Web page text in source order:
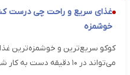
خوشمزه
کوکو سریع‌ترین و خوشمزه‌ترین
می‌تواند در ۱۰ دقیقه دست به کار شوید و آن را آماده کنید.